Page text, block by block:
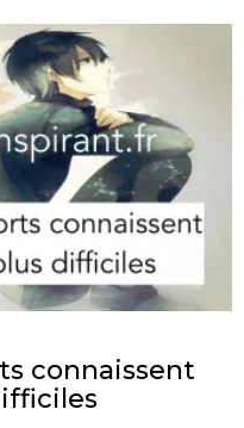
connaissent